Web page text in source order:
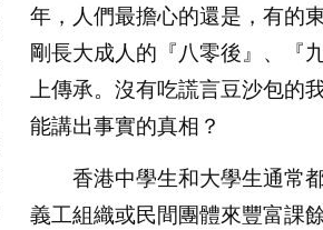
年，人們最擔心的還是，有的
剛長大成人的『八零後』、『
上傳承。沒有吃謊言豆沙包的
能講出事實的真相？
香港中學生和大學生通常
義工組織或民間團體來豐富課